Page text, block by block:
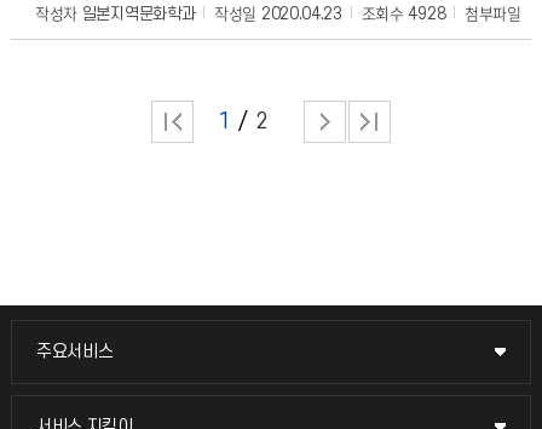
작성자 일본지역문화학과 작성일 2020.04.23 조회수 4928 첨부파일
1 2
주요서비스
주요서비스
교무회의방송